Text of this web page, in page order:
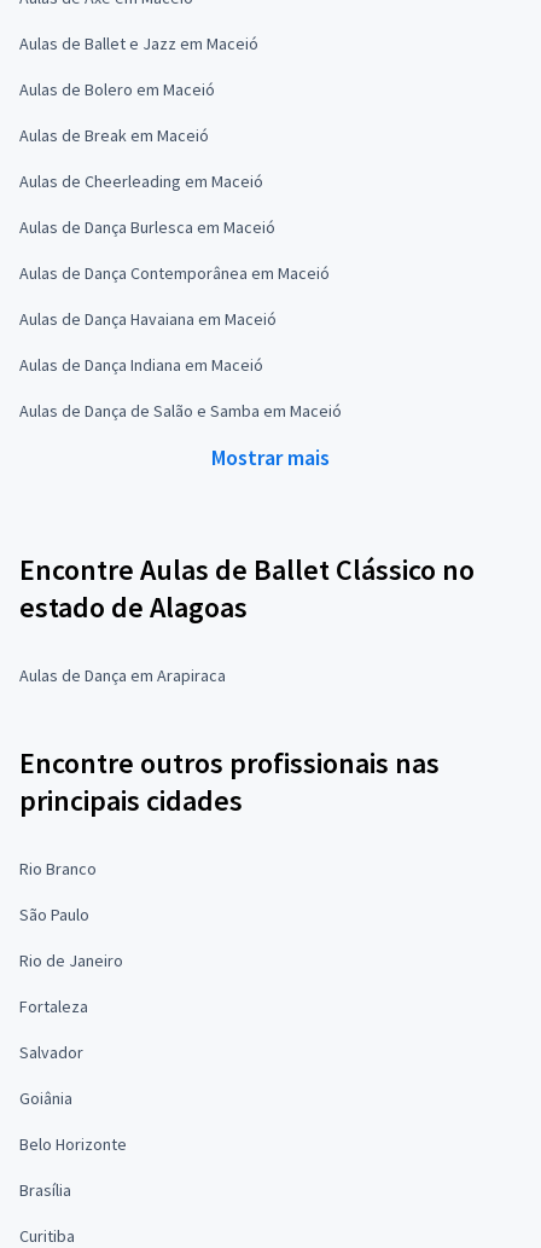
Aulas de Ballet e Jazz em Maceió
Aulas de Bolero em Maceió
Aulas de Break em Maceió
Aulas de Cheerleading em Maceió
Aulas de Dança Burlesca em Maceió
Aulas de Dança Contemporânea em Maceió
Aulas de Dança Havaiana em Maceió
Aulas de Dança Indiana em Maceió
Aulas de Dança de Salão e Samba em Maceió
Mostrar mais
Encontre Aulas de Ballet Clássico no
estado de Alagoas
Aulas de Dança em Arapiraca
Encontre outros profissionais nas
principais cidades
Rio Branco
São Paulo
Rio de Janeiro
Fortaleza
Salvador
Goiânia
Belo Horizonte
Brasília
Curitiba